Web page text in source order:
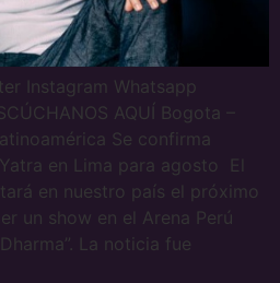
Instagram Whatsapp
AQUÍ Bogota –
Se confirma
en Lima para agosto El
en nuestro país el próximo
un show en el Arena Perú
La noticia fue